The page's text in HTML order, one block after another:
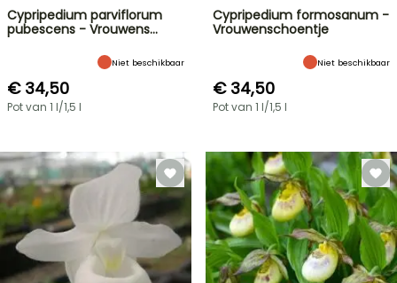
FLASH-
SALES
TOT
30%
KORTING
VOORJAARSBOLLEN
Cypripedium parviflorum
pubescens - Vrouwens…
Niet beschikbaar
€ 34,50
Pot van 1 l/1,5 l
Cypripedium formosanum -
Vrouwenschoentje
Niet beschikbaar
€ 34,50
Pot van 1 l/1,5 l